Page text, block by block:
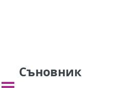
Съновник